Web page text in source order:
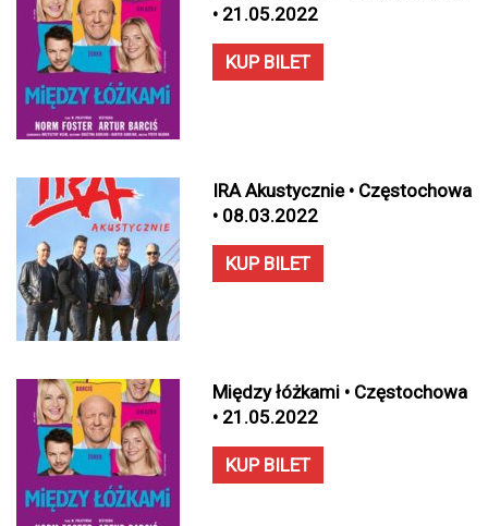
• 21.05.2022
KUP BILET
IRA Akustycznie • Częstochowa
• 08.03.2022
KUP BILET
Między łóżkami • Częstochowa
• 21.05.2022
KUP BILET